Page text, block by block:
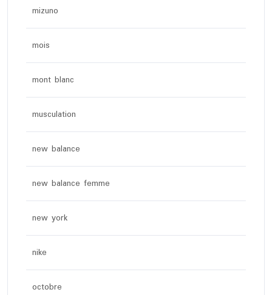
mizuno
mois
mont blanc
musculation
new balance
new balance femme
new york
nike
octobre